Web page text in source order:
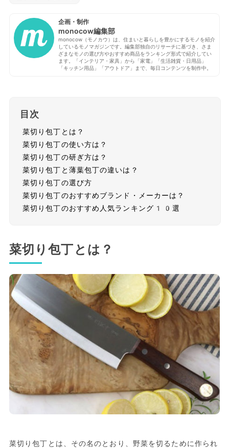
企画・制作
monocow編集部
monocow（モノカウ）は、住まいと暮らしを豊かにするモノを紹介
しているモノマガジンです。編集部独自のリサーチに基づき、さま
ざまなモノの選び方やおすすめ商品をランキング形式で紹介してい
ます。「インテリア・家具」から「家電」「生活雑貨・日用品」
「キッチン用品」「アウトドア」まで、毎日コンテンツを制作中。
目次
菜切り包丁とは？
菜切り包丁の使い方は？
菜切り包丁の研ぎ方は？
菜切り包丁と薄葉包丁の違いは？
菜切り包丁の選び方
菜切り包丁のおすすめブランド・メーカーは？
菜切り包丁のおすすめ人気ランキング10選
菜切り包丁とは？
菜切り包丁とは、その名のとおり、野菜を切るために作られ